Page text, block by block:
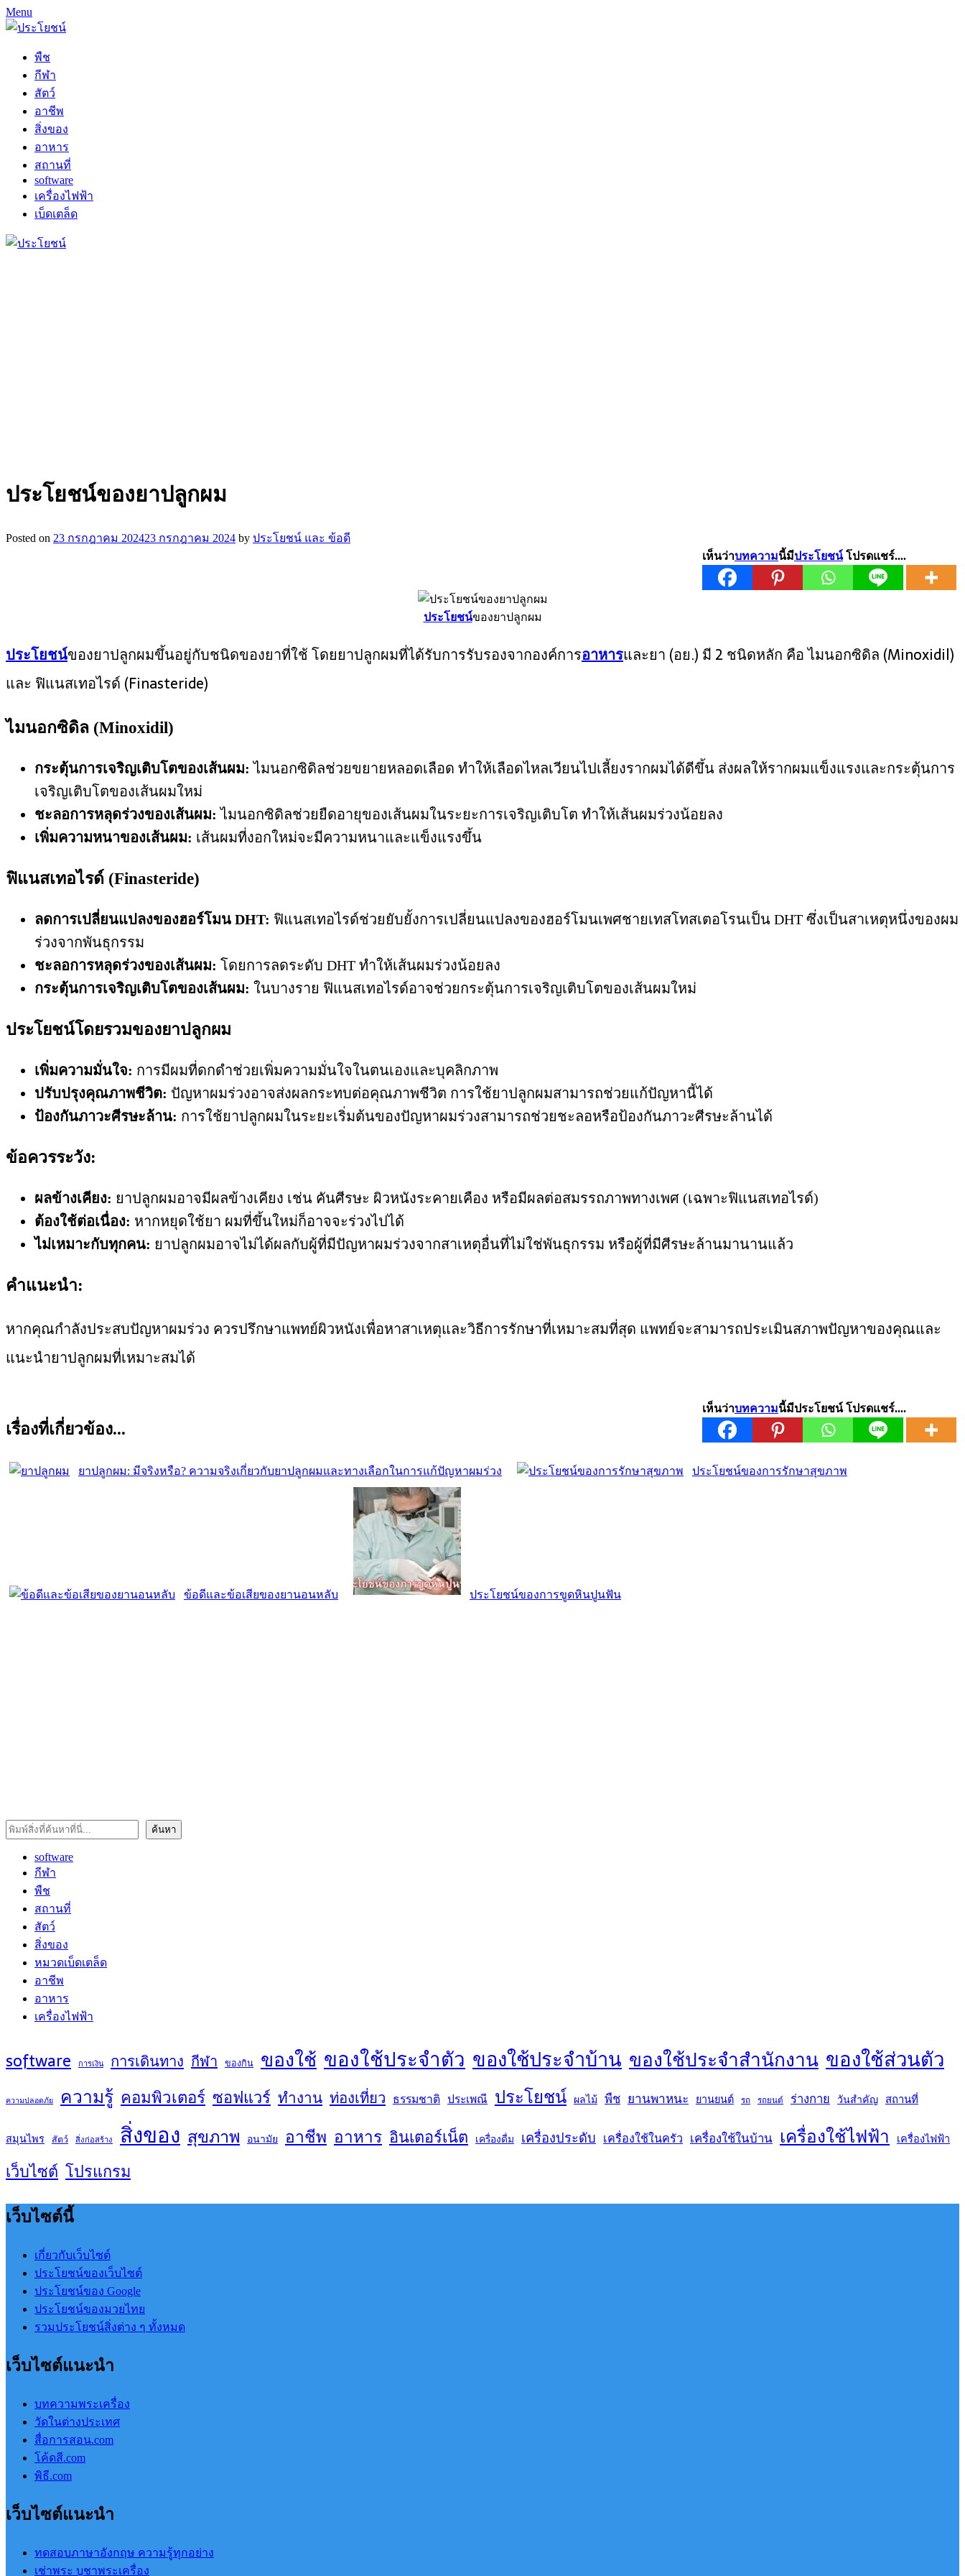
Menu
พืช
กีฬา
สัตว์
อาชีพ
สิ่งของ
อาหาร
สถานที่
software
เครื่องไฟฟ้า
เบ็ดเตล็ด
ประโยชน์ของยาปลูกผม
Posted on 23 กรกฎาคม 202423 กรกฎาคม 2024 by ประโยชน์ และ ข้อดี
เห็นว่าบทความนี้มีประโยชน์โปรดแชร์....
ประโยชน์ของยาปลูกผม
ประโยชน์ของยาปลูกผมขึ้นอยู่กับชนิดของยาที่ใช้ โดยยาปลูกผมที่ได้รับการรับรองจากองค์การอาหารและยา (อย.) มี 2 ชนิดหลัก คือ ไมนอกซิดิล (Minoxidil)
และ ฟิแนสเทอไรด์ (Finasteride)
ไมนอกซิดิล (Minoxidil)
กระตุ้นการเจริญเติบโตของเส้นผม: ไมนอกซิดิลช่วยขยายหลอดเลือด ทำให้เลือดไหลเวียนไปเลี้ยงรากผมได้ดีขึ้น ส่งผลให้รากผมแข็งแรงและกระตุ้นการ
เจริญเติบโตของเส้นผมใหม่
ชะลอการหลุดร่วงของเส้นผม: ไมนอกซิดิลช่วยยืดอายุของเส้นผมในระยะการเจริญเติบโต ทำให้เส้นผมร่วงน้อยลง
เพิ่มความหนาของเส้นผม: เส้นผมที่งอกใหม่จะมีความหนาและแข็งแรงขึ้น
ฟิแนสเทอไรด์ (Finasteride)
ลดการเปลี่ยนแปลงของฮอร์โมน DHT: ฟิแนสเทอไรด์ช่วยยับยั้งการเปลี่ยนแปลงของฮอร์โมนเพศชายเทสโทสเตอโรนเป็น DHT ซึ่งเป็นสาเหตุหนึ่งของผม
ร่วงจากพันธุกรรม
ชะลอการหลุดร่วงของเส้นผม: โดยการลดระดับ DHT ทำให้เส้นผมร่วงน้อยลง
กระตุ้นการเจริญเติบโตของเส้นผม: ในบางราย ฟิแนสเทอไรด์อาจช่วยกระตุ้นการเจริญเติบโตของเส้นผมใหม่
ประโยชน์โดยรวมของยาปลูกผม
เพิ่มความมั่นใจ: การมีผมที่ดกดำช่วยเพิ่มความมั่นใจในตนเองและบุคลิกภาพ
ปรับปรุงคุณภาพชีวิต: ปัญหาผมร่วงอาจส่งผลกระทบต่อคุณภาพชีวิต การใช้ยาปลูกผมสามารถช่วยแก้ปัญหานี้ได้
ป้องกันภาวะศีรษะล้าน: การใช้ยาปลูกผมในระยะเริ่มต้นของปัญหาผมร่วงสามารถช่วยชะลอหรือป้องกันภาวะศีรษะล้านได้
ข้อควรระวัง:
ผลข้างเคียง: ยาปลูกผมอาจมีผลข้างเคียง เช่น คันศีรษะ ผิวหนังระคายเคือง หรือมีผลต่อสมรรถภาพทางเพศ (เฉพาะฟิแนสเทอไรด์)
ต้องใช้ต่อเนื่อง: หากหยุดใช้ยา ผมที่ขึ้นใหม่ก็อาจจะร่วงไปได้
ไม่เหมาะกับทุกคน: ยาปลูกผมอาจไม่ได้ผลกับผู้ที่มีปัญหาผมร่วงจากสาเหตุอื่นที่ไม่ใช่พันธุกรรม หรือผู้ที่มีศีรษะล้านมานานแล้ว
คำแนะนำ:
หากคุณกำลังประสบปัญหาผมร่วง ควรปรึกษาแพทย์ผิวหนังเพื่อหาสาเหตุและวิธีการรักษาที่เหมาะสมที่สุด แพทย์จะสามารถประเมินสภาพปัญหาของคุณและ
แนะนำยาปลูกผมที่เหมาะสมได้
เห็นว่าบทความนี้มีประโยชน์ โปรดแชร์....
เรื่องที่เกี่ยวข้อง...
ยาปลูกผม: มีจริงหรือ? ความจริงเกี่ยวกับยาปลูกผมและทางเลือกในการแก้ปัญหาผมร่วง ประโยชน์ของการรักษาสุขภาพ
ข้อดีและข้อเสียของยานอนหลับ ประโยชน์ของการขูดหินปูนฟัน
ค้นหา ค้นหา
software
กีฬา
พืช
สถานที่
สัตว์
สิ่งของ
หมวดเบ็ดเตล็ด
อาชีพ
อาหาร
เครื่องไฟฟ้า
software การเงิน การเดินทาง กีฬา ของกิน ของใช้ ของใช้ประจำตัว ของใช้ประจำบ้าน ของใช้ประจำสำนักงาน ของใช้ส่วนตัว
ความปลอดภัย ความรู้ คอมพิวเตอร์ ซอฟแวร์ ทำงาน ท่องเที่ยว ธรรมชาติ ประเพณี ประโยชน์ ผลไม้ พืช ยานพาหนะ ยานยนต์ รถ รถยนต์ ร่างกาย วันสำคัญ สถานที่
สมุนไพร สัตว์ สิ่งก่อสร้าง สิ่งของ สุขภาพ อนามัย อาชีพ อาหาร อินเตอร์เน็ต เครื่องดื่ม เครื่องประดับ เครื่องใช้ในครัว เครื่องใช้ในบ้าน เครื่องใช้ไฟฟ้า เครื่องไฟฟ้า
เว็บไซต์ โปรแกรม
เว็บไซต์นี้
เกี่ยวกับเว็บไซต์
ประโยชน์ของเว็บไซต์
ประโยชน์ของ Google
ประโยชน์ของมวยไทย
รวมประโยชน์สิ่งต่าง ๆ ทั้งหมด
เว็บไซต์แนะนำ
บทความพระเครื่อง
วัดในต่างประเทศ
สื่อการสอน.com
โค้ดสี.com
พิธี.com
เว็บไซต์แนะนำ
ทดสอบภาษาอังกฤษ ความรู้ทุกอย่าง
เช่าพระ บูชาพระเครื่อง